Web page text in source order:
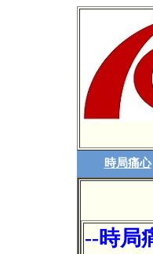
時局痛心
--時局